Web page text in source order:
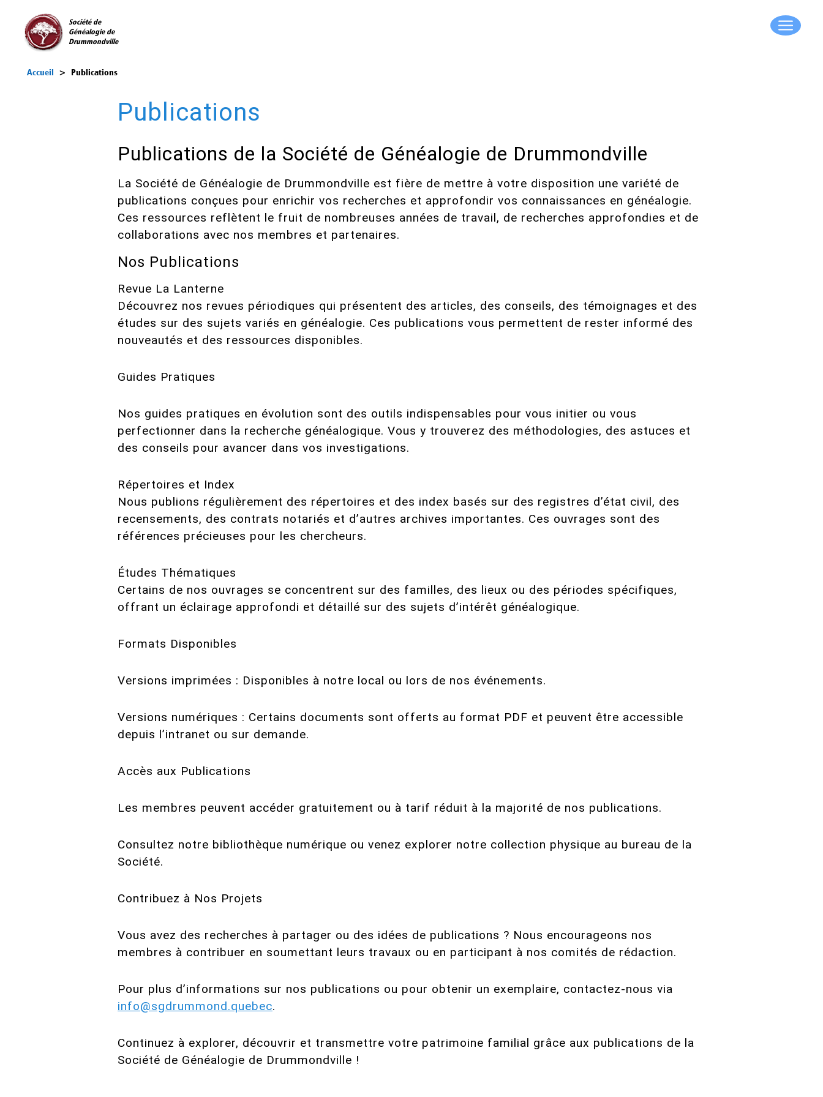
Société de
Généalogie de
Drummondville
Accueil > Publications
Publications
Publications de la Société de Généalogie de Drummondville
La Société de Généalogie de Drummondville est fière de mettre à votre disposition une variété de
publications conçues pour enrichir vos recherches et approfondir vos connaissances en généalogie.
Ces ressources reflètent le fruit de nombreuses années de travail, de recherches approfondies et de
collaborations avec nos membres et partenaires.
Nos Publications
Revue La Lanterne
Découvrez nos revues périodiques qui présentent des articles, des conseils, des témoignages et des
études sur des sujets variés en généalogie. Ces publications vous permettent de rester informé des
nouveautés et des ressources disponibles.
Guides Pratiques
Nos guides pratiques en évolution sont des outils indispensables pour vous initier ou vous
perfectionner dans la recherche généalogique. Vous y trouverez des méthodologies, des astuces et
des conseils pour avancer dans vos investigations.
Répertoires et Index
Nous publions régulièrement des répertoires et des index basés sur des registres d’état civil, des
recensements, des contrats notariés et d’autres archives importantes. Ces ouvrages sont des
références précieuses pour les chercheurs.
Études Thématiques
Certains de nos ouvrages se concentrent sur des familles, des lieux ou des périodes spécifiques,
offrant un éclairage approfondi et détaillé sur des sujets d’intérêt généalogique.
Formats Disponibles
Versions imprimées : Disponibles à notre local ou lors de nos événements.
Versions numériques : Certains documents sont offerts au format PDF et peuvent être accessible
depuis l’intranet ou sur demande.
Accès aux Publications
Les membres peuvent accéder gratuitement ou à tarif réduit à la majorité de nos publications.
Consultez notre bibliothèque numérique ou venez explorer notre collection physique au bureau de la
Société.
Contribuez à Nos Projets
Vous avez des recherches à partager ou des idées de publications ? Nous encourageons nos
membres à contribuer en soumettant leurs travaux ou en participant à nos comités de rédaction.
Pour plus d’informations sur nos publications ou pour obtenir un exemplaire, contactez-nous via
info@sgdrummond.quebec.
Continuez à explorer, découvrir et transmettre votre patrimoine familial grâce aux publications de la
Société de Généalogie de Drummondville !